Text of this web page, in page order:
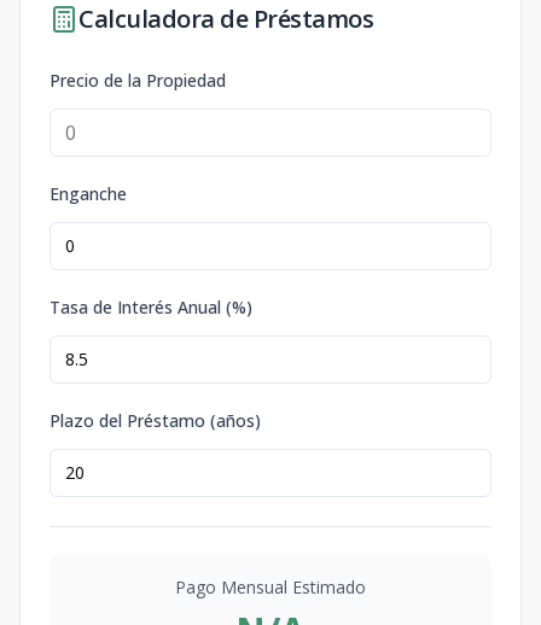
Calculadora de Préstamos
Precio de la Propiedad
Enganche
Tasa de Interés Anual (%)
Plazo del Préstamo (años)
Pago Mensual Estimado